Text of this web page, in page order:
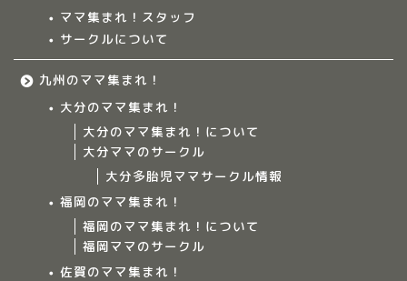
ママ集まれ！スタッフ
サークルについて
九州のママ集まれ！
大分のママ集まれ！
大分のママ集まれ！について
大分ママのサークル
大分多胎児ママサークル情報
福岡のママ集まれ！
福岡のママ集まれ！について
福岡ママのサークル
佐賀のママ集まれ！